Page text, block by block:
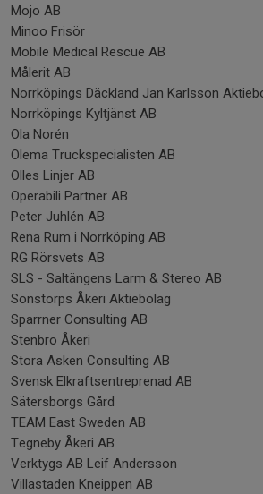
Mojo AB
Minoo Frisör
Mobile Medical Rescue AB
Målerit AB
Norrköpings Däckland Jan Karlsson
Norrköpings Kyltjänst AB
Ola Norén
Olema Truckspecialisten AB
Olles Linjer AB
Operabili Partner AB
Peter Juhlén AB
Rena Rum i Norrköping AB
RG Rörsvets AB
SLS - Saltängens Larm & Stereo AB
Sonstorps Åkeri Aktiebolag
Sparrner Consulting AB
Stenbro Åkeri
Stora Asken Consulting AB
Svensk Elkraftsentreprenad AB
Sätersborgs Gård
TEAM East Sweden AB
Tegneby Åkeri AB
Verktygs AB Leif Andersson
Villastaden Kneippen AB